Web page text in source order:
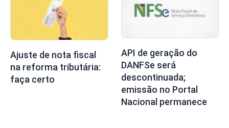
Ajuste de nota fiscal
na reforma tributária:
faça certo
API de geração do
DANFSe será
descontinuada;
emissão no Portal
Nacional permanece